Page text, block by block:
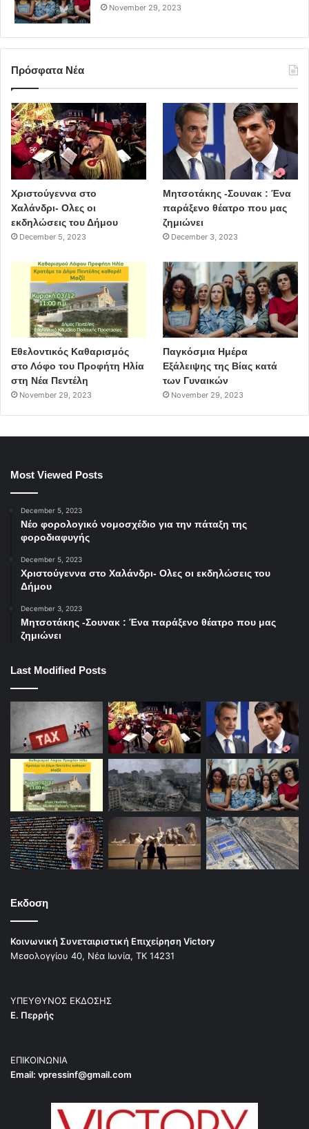
November 29, 2023
Πρόσφατα Νέα
Χριστούγεννα στο
Χαλάνδρι- Ολες οι
εκδηλώσεις του Δήμου
December 5, 2023
Μητσοτάκης -Σουνακ : Ένα
παράξενο θέατρο που μας
ζημιώνει
December 3, 2023
Εθελοντικός Καθαρισμός
στο Λόφο του Προφήτη Ηλία
στη Νέα Πεντέλη
November 29, 2023
Παγκόσμια Ημέρα
Εξάλειψης της Βίας κατά
των Γυναικών
November 29, 2023
Most Viewed Posts
December 5, 2023
Νέο φορολογικό νομοσχέδιο για την πάταξη της
φοροδιαφυγής
December 5, 2023
Χριστούγεννα στο Χαλάνδρι- Ολες οι εκδηλώσεις του
Δήμου
December 3, 2023
Μητσοτάκης -Σουνακ : Ένα παράξενο θέατρο που μας
ζημιώνει
Last Modified Posts
Εκδοση
Κοινωνική Συνεταιριστική Επιχείρηση Victory
Μεσολογγίου 40, Νέα Ιωνία, ΤΚ 14231
ΥΠΕΥΘΥΝΟΣ ΕΚΔΟΣΗΣ
Ε. Περρής
ΕΠΙΚΟΙΝΩΝΙΑ
Email: vpressinf@gmail.com